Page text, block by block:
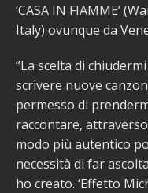
‘CASA IN FIAMME’
Italy) ovunque da
“La scelta di
scrivere nuove
permesso di
raccontare,
modo più autentico
necessità di far
ho creato. ‘Effetto